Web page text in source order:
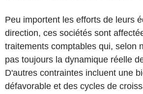
Peu importent les efforts de leurs
direction, ces sociétés sont
traitements comptables qui, selon
pas toujours la dynamique réelle
D'autres contraintes incluent une
défavorable et des cycles de